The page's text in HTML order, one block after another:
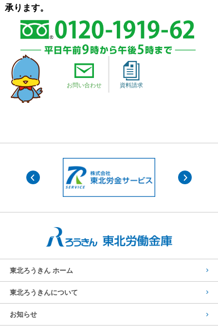
承ります。
お問い合わせ 資料請求
東北ろうきん ホーム
東北ろうきんについて
お知らせ